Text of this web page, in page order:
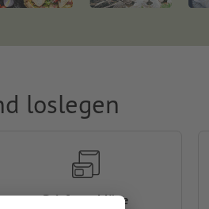
loslegen
Briefumschläge